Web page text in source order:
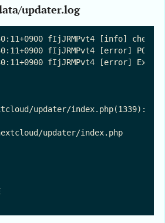
updater.log
fIjJRMPvt4 [info]
fIjJRMPvt4 [error]
fIjJRMPvt4 [error]
updater/index.php(1339):
updater/index.php